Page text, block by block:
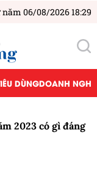
06/08/2026 18:29
DÙNGDOANH
2023 có gì đáng